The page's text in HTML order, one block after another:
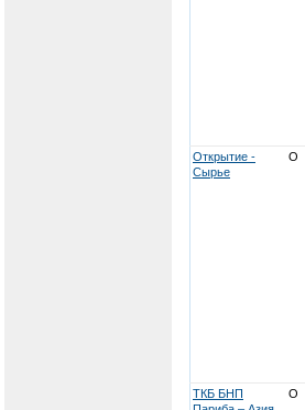
Открытие -
Сырье
О
ТКБ БНП
О